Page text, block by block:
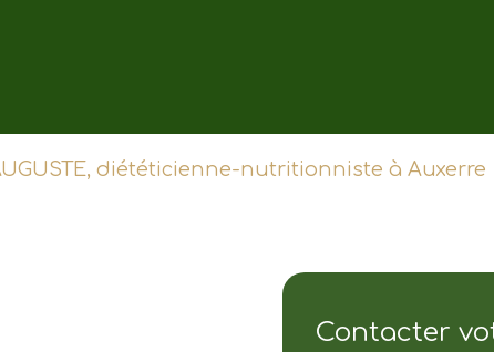
diététicienne-nutritionniste à Auxerre
Contacter